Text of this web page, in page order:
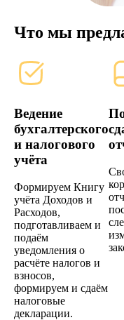
Что мы
Ведение
бухгалтерского
и налогового
учёта
Формируем Книгу
учёта Доходов и
Расходов,
подготавливаем и
подаём
уведомления о
расчёте налогов и
взносов,
формируем и сдаём
налоговые
декларации.